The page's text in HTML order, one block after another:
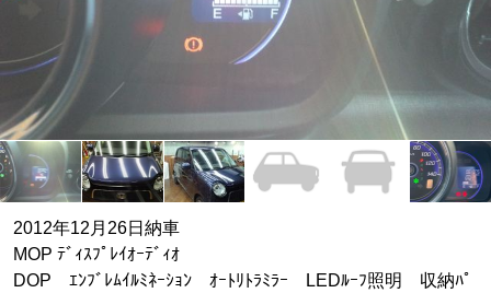
2012年12月26日納車
MOP ﾃﾞｨｽﾌﾟﾚｲｵｰﾃﾞｨｵ
DOP ｴﾝﾌﾞﾚﾑｲﾙﾐﾈｰｼｮﾝ ｵｰﾄﾘﾄﾗﾐﾗｰ LEDﾙｰﾌ照明 収納ﾊﾟ